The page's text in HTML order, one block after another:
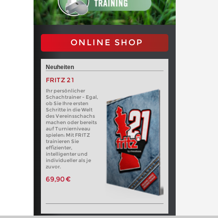
ONLINE SHOP
Neuheiten
FRITZ 21
Ihr persönlicher
Schachtrainer - Egal,
ob Sie Ihre ersten
Schritte in die Welt
des Vereinsschachs
machen oder bereits
auf Turnierniveau
spielen: Mit FRITZ
trainieren Sie
effizienter,
intelligenter und
individueller als je
zuvor.
69,90 €